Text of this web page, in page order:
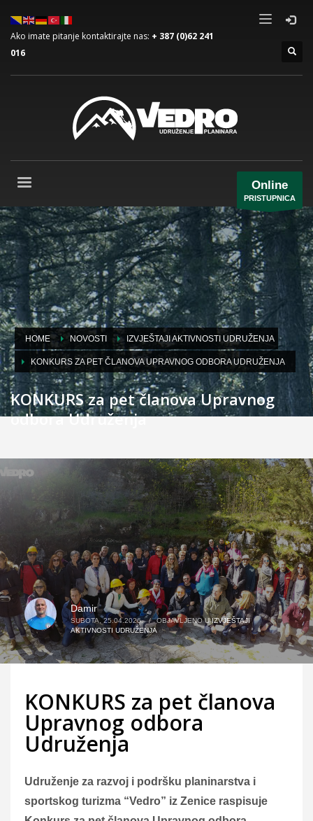
Ako imate pitanje kontaktirajte nas: + 387 (0)62 241
016
Online
PRISTUPNICA
HOME NOVOSTI IZVJEŠTAJI AKTIVNOSTI UDRUŽENJA
KONKURS ZA PET ČLANOVA UPRAVNOG ODBORA UDRUŽENJA
KONKURS za pet članova Upravnog
odbora Udruženja
Damir
SUBOTA, 25.04.2026. / OBJAVLJENO UIZVJEŠTAJI
AKTIVNOSTI UDRUŽENJA
KONKURS za pet članova
Upravnog odbora
Udruženja
Udruženje za razvoj i podršku planinarstva i
sportskog turizma “Vedro” iz Zenice raspisuje